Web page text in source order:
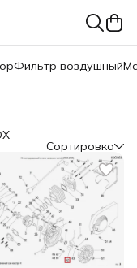
Фильтр воздушный
Сортировка